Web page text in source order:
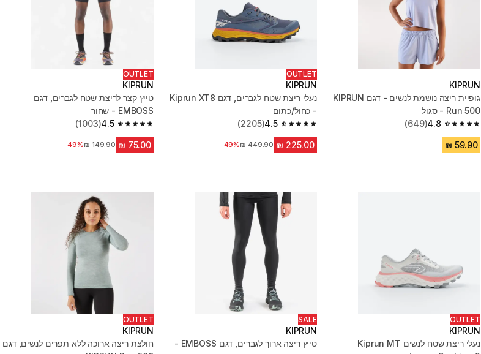
KIPRUN
גופיית ריצה נושמת לנשים - דגם KIPRUN
Run 500 - סגול
4.8
4.8 out of 5 stars from 649 reviews
(649)
OUTLET
KIPRUN
נעלי ריצת שטח לגברים, דגם Kiprun XT8
- כחול/כתום
4.5
4.5 out of 5 stars from 2205 reviews
(2205)
מחיר לפני הנחה
49%
OUTLET
KIPRUN
טייץ קצר לריצת שטח לגברים, דגם
EMBOSS - שחור
4.5
4.5 out of 5 stars from 1003 reviews
(1003)
מחיר לפני הנחה‏149.90 ₪
49%
OUTLET
KIPRUN
נעלי ריצת שטח לנשים Kiprun MT
SALE
KIPRUN
טייץ ריצה ארוך לגברים, דגם EMBOSS -
OUTLET
KIPRUN
חולצת ריצה ארוכה ללא תפרים לנשים, דגם